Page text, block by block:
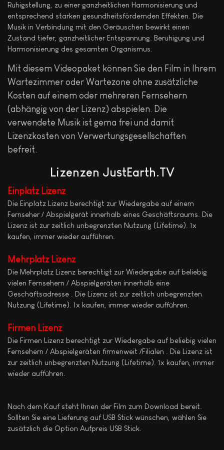
Ruhigstellung, zu einer ganzheitlichen Harmonisierung und
entsprechend starken gesundheitsfördernden Effekten. Die
Musik in Verbindung mit den Geräuschen bewirkt einen
Zustand tiefer, ganzheitlicher Entspannung. Beruhigung und
Harmonisierung des gesamten Organismus.
Mit diesem Videopaket können Sie den Film in Ihrem
Wartezimmer oder Wartezone ohne zusätzliche
Kosten auf einem oder mehreren Fernsehern
(abhängig von der Lizenz) abspielen. Die
verwendete Musik ist gema frei und damit
Lizenzkosten von Verwertungsgesellschaften
befreit.
Lizenzen JustEarth.TV
Einplatz Lizenz
Die Einplatz Lizenz berechtigt zur Wiedergabe auf einem
Fernseher / Abspielgerät innerhalb eines Geschäftsraums. Die
Lizenz ist zur zeitlich unbegrenzten Nutzung (Lifetime). 1x
kaufen, immer wieder aufführen.
MehrplatzLizenz
Die Mehrplatz Lizenz berechtigt zur Wiedergabe auf beliebig
vielen Fernsehern / Abspielgeräten innerhalb eine
Geschäftsadresse . Die Lizenz ist zur zeitlich unbegrenzten
Nutzung (Lifetime). 1x kaufen, immer wieder aufführen.
Firmen Lizenz
Die Firmen Lizenz berechtigt zur Wiedergabe auf beliebig vielen
Fernsehern / Abspielgeräten firmenweit /Filialen . Die Lizenz ist
zur zeitlich unbegrenzten Nutzung (Lifetime). 1x kaufen, immer
wieder aufführen.
Nach dem Kauf steht Ihnen der Film zum Download bereit.
Sollten Sie eine Lieferung auf USB Stick wünschen, wählen Sie
zusätzlich die Option Aufpreis USB Stick.